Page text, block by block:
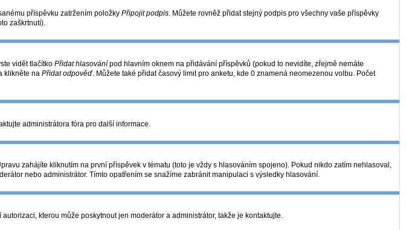
příspěvku zatržením položky Připojit podpis. Můžete rovněž přidat stejný podpis pro všechny vaše příspěvky
zaškrtnutí).
vidět tlačítko Přidat hlasování pod hlavním oknem na přidávání příspěvků (pokud to nevidíte, zřejmě nemáte
klikněte na Přidat odpověď. Můžete také přidat časový limit pro anketu, kde 0 znamená neomezenou volbu. Počet
administrátora fóra pro další informace.
zahájíte kliknutím na první příspěvek v tématu (toto je vždy s hlasováním spojeno). Pokud nikdo zatím nehlasoval,
nebo administrátor. Tímto opatřením se snažíme zabránit manipulaci s výsledky hlasování.
kterou může poskytnout jen moderátor a administrátor, takže je kontaktujte.